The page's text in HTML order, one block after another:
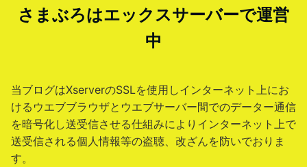
さまぶろはエックスサーバーで運営
中
当ブログはXserverのSSLを使用しインターネット上にお
けるウエブブラウザとウエブサーバー間でのデーター通信
を暗号化し送受信させる仕組みによりインターネット上で
送受信される個人情報等の盗聴、改ざんを防いでおりま
す。